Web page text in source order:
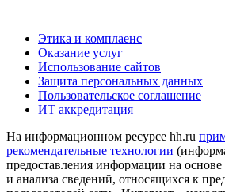
Этика и комплаенс
Оказание услуг
Использование сайтов
Защита персональных данных
Пользовательское соглашение
ИТ аккредитация
На информационном ресурсе hh.ru
рекомендательные технологии
предоставления информации на основе
и анализа сведений, относящихся к